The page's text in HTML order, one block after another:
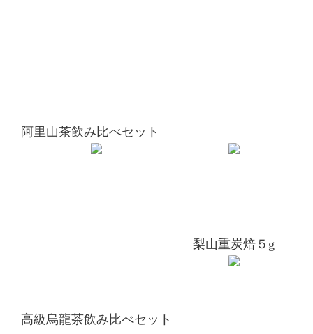
阿里山茶飲み比べセット
高級烏龍茶飲み比べセット
梨山重炭焙５g